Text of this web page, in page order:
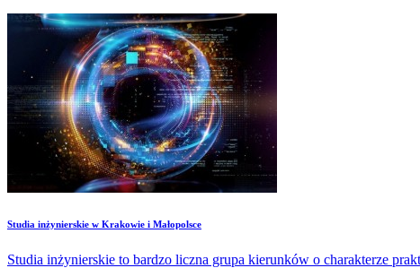
Studia inżynierskie w Krakowie i Małopolsce
Studia inżynierskie to bardzo liczna grupa kierunków o charakterze